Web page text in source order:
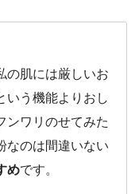
の肌には厳しいお
いう機能よりおし
ンワリのせてみた
なのは間違いない
めです。